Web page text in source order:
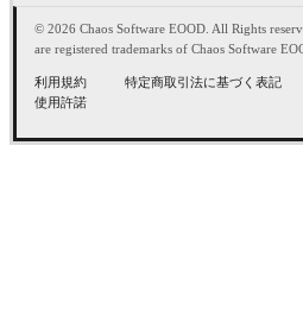
© 2026 Chaos Software EOOD. All Rights
are registered trademarks of Chaos Software
利用規約 特定商取引法に基づく表記
使用許諾